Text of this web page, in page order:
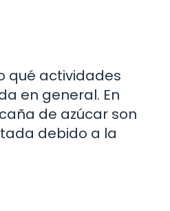
qué actividades
en general. En
de azúcar son
debido a la